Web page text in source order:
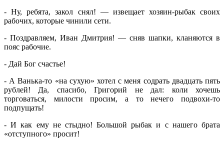
‑ Ну, ребята, закол снял! — извещает хозяин-рыбак своих
рабочих, которые чинили сети.
‑ Поздравляем, Иван Дмитрия! — сняв шапки, кланяются в
пояс рабочие.
‑ Дай Бог счастье!
‑ А Ванька-то «на сухую» хотел с меня содрать двадцать пять
рублей! Да, спасибо, Григорий не дал: коли хочешь
торговаться, милости просим, а то нечего подвохи-то
подпущать!
‑ И как ему не стыдно! Большой рыбак и с нашего брата
«отступного» просит!